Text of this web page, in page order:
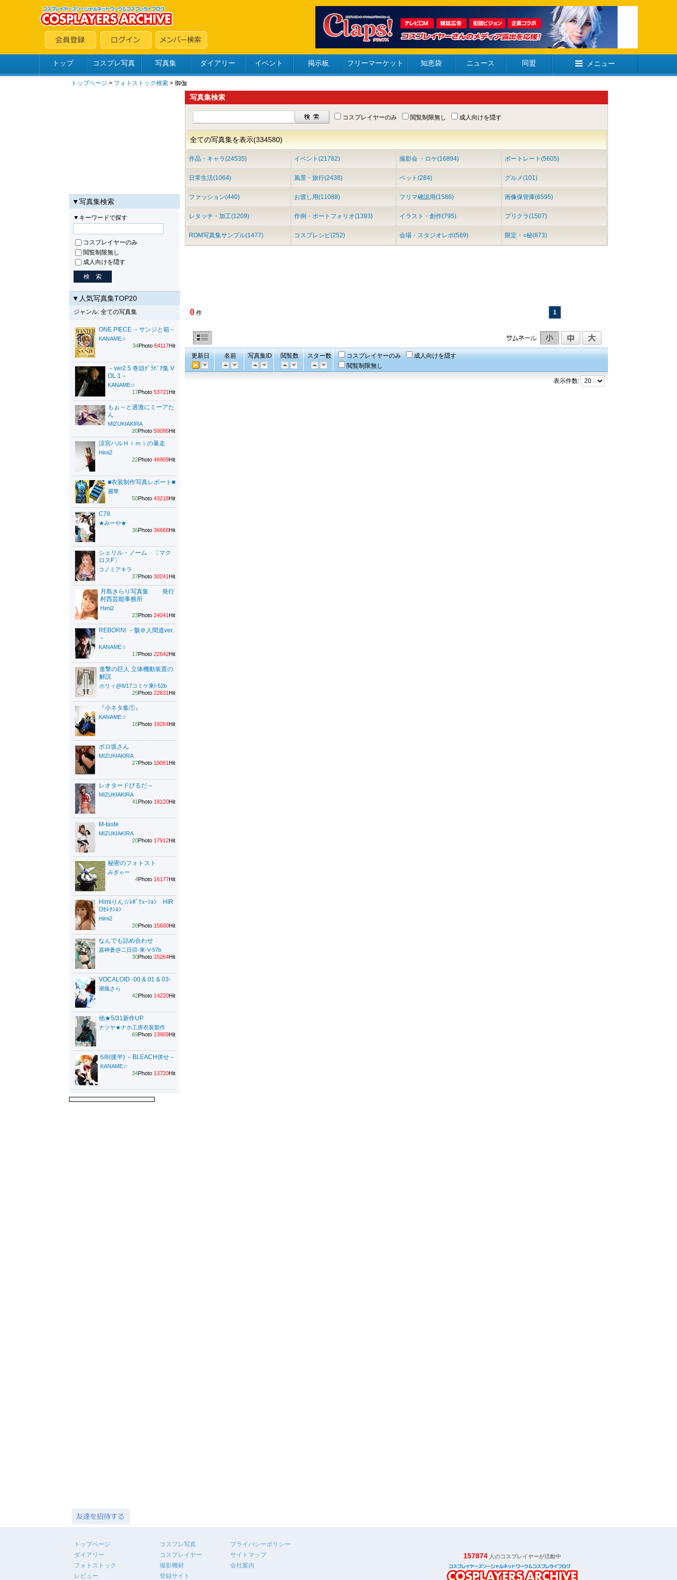
トップ コスプレ写真 写真集 ダイアリー イベント 掲示板 フリーマーケット 知恵袋 ニュース 同盟 メニュー
トップページ > フォトストック検索 > 御伽
▼写真集検索
▼キーワードで探す
コスプレイヤーのみ
閲覧制限無し
成人向けを隠す
▼人気写真集TOP20
ジャンル: 全ての写真集
ONE PIECE －サンジと箱－
KANAME☆
34Photo 64117Hit
－ver2.5 巻頭ｸﾞﾗﾋﾞｱ集 V
OL.1－
KANAME☆
17Photo 53721Hit
もぉ～と過激にミーアた
ん
MIZUKIAKIRA
20Photo 50095Hit
涼宮ハルＨｉｍｉの暴走
Himi2
22Photo 46909Hit
■衣装制作写真レポート■
麗華
50Photo 43218Hit
C78
★みーや★
36Photo 36668Hit
シェリル・ノーム 〔マク
ロスF〕
コノミアキラ
37Photo 30241Hit
月島きらり写真集 発行
村西芸能事務所
Himi2
23Photo 24041Hit
REBORN! －骸＠人間道ver.
－
KANAME☆
17Photo 22642Hit
進撃の巨人 立体機動装置の
解説
ホリィ@8/17コミケ東I-52b
25Photo 22631Hit
『小ネタ集①』
KANAME☆
16Photo 19264Hit
ボロ坂さん
MIZUKIAKIRA
27Photo 19061Hit
レオタードびるだ～
MIZUKIAKIRA
41Photo 18120Hit
M-taste
MIZUKIAKIRA
20Photo 17912Hit
秘密のフォトスト
みぎゃー
4Photo 16177Hit
Himiりん☆ﾚﾎﾞﾘｭｰｼｮﾝ HIR
Oｾﾚｸｼｮﾝ
Himi2
20Photo 15600Hit
なんでも詰め合わせ
嘉神蒼@二日目-東-V-57b
30Photo 15264Hit
VOCALOID -00 & 01 & 03-
潮風さら
42Photo 14220Hit
他★5/31新作UP
ナツヤ★ナホ工房衣装製作
69Photo 13909Hit
6/8(後半) －BLEACH併せ－
KANAME☆
34Photo 13720Hit
写真集検索
コスプレイヤーのみ 閲覧制限無し 成人向けを隠す
全ての写真集を表示(334580)
作品・キャラ(24535) イベント(21782) 撮影会 ・ロケ(16894) ポートレート(5605)
日常生活(1064) 風景・旅行(2438) ペット(284) グルメ(101)
ファッション(440) お渡し用(11088) フリマ確認用(1586) 画像保管庫(6595)
レタッチ・加工(1209) 作例・ポートフォリオ(1393) イラスト・創作(795) プリクラ(1507)
ROM写真集サンプル(1477) コスプレシピ(252) 会場・スタジオレポ(589) 限定・○秘(873)
0 件 1
更新日 名前 写真集ID 閲覧数 スター数 コスプレイヤーのみ
成人向けを隠す
閲覧制限無し
表示件数:
トップページ
ダイアリー
フォトストック
レビュー
コスプレ写真
コスプレイヤー
撮影機材
登録サイト
プライバシーポリシー
サイトマップ
会社案内
157874 人のコスプレイヤーが活動中